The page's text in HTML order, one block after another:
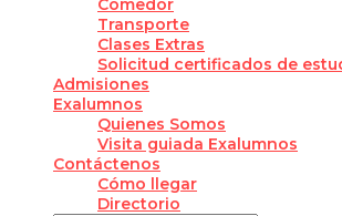
Comedor
Transporte
Clases Extras
Solicitud certificados de
Admisiones
Exalumnos
Quienes Somos
Visita guiada Exalumnos
Contáctenos
Cómo llegar
Directorio